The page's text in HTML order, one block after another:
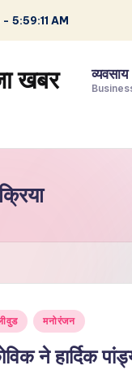
- 5:59:12 AM
खबर व्यवसाय
मनोरंजन
ने हार्दिक